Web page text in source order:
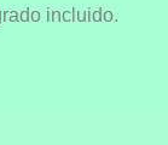
incluido.